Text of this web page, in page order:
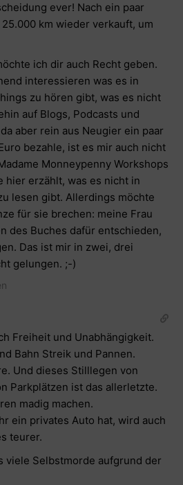
ever! Nach ein paar
km wieder verkauft, um
ich dir auch Recht geben.
interessieren was es in
zu hören gibt, was es nicht
auf Blogs, Podcasts und
aber rein aus Neugier ein paar
bezahle, ist es mir auch nicht
Monneypenny Workshops
hier erzählt, was es nicht in
lesen gibt. Allerdings möchte
für sie brechen: meine Frau
des Buches dafür entschieden,
Das ist mir in zwei, drei
gelungen. ;-)
Freiheit und Unabhängigkeit.
Bahn Streik und Pannen.
Und dieses Stilllegen von
Parkplätzen ist das allerletzte.
madig machen.
ein privates Auto hat, wird auch
teurer.
viele Selbstmorde aufgrund der